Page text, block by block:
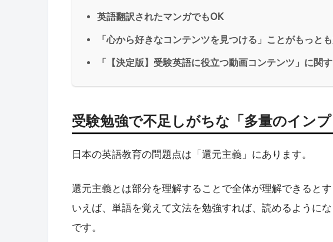
英語翻訳されたマンガでもOK
「心から好きなコンテンツを見つける」ことがもっと
「【決定版】受験英語に役立つ動画コンテンツ」に関
受験勉強で不足しがちな「多量のイン
日本の英語教育の問題点は「還元主義」にあります。
還元主義とは部分を理解することで全体が理解できると
いえば、単語を覚えて文法を勉強すれば、読めるように
です。